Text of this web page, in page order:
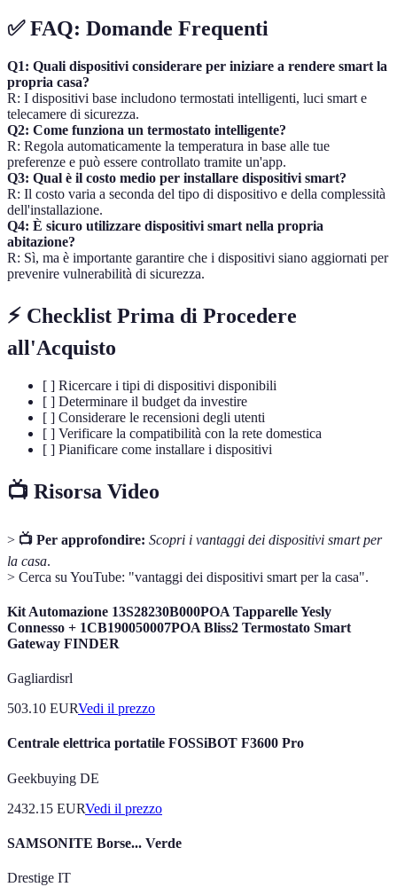
✅ FAQ: Domande Frequenti
Q1: Quali dispositivi considerare per iniziare a rendere smart la
propria casa?
R: I dispositivi base includono termostati intelligenti, luci smart e
telecamere di sicurezza.
Q2: Come funziona un termostato intelligente?
R: Regola automaticamente la temperatura in base alle tue
preferenze e può essere controllato tramite un'app.
Q3: Qual è il costo medio per installare dispositivi smart?
R: Il costo varia a seconda del tipo di dispositivo e della complessità
dell'installazione.
Q4: È sicuro utilizzare dispositivi smart nella propria
abitazione?
R: Sì, ma è importante garantire che i dispositivi siano aggiornati per
prevenire vulnerabilità di sicurezza.
⚡ Checklist Prima di Procedere
all'Acquisto
[ ] Ricercare i tipi di dispositivi disponibili
[ ] Determinare il budget da investire
[ ] Considerare le recensioni degli utenti
[ ] Verificare la compatibilità con la rete domestica
[ ] Pianificare come installare i dispositivi
📺 Risorsa Video
> 📺 Per approfondire: Scopri i vantaggi dei dispositivi smart per
la casa.
> Cerca su YouTube: "vantaggi dei dispositivi smart per la casa".
Kit Automazione 13S28230B000POA Tapparelle Yesly
Connesso + 1CB190050007POA Bliss2 Termostato Smart
Gateway FINDER
Gagliardisrl
503.10 EURVedi il prezzo
Centrale elettrica portatile FOSSiBOT F3600 Pro
Geekbuying DE
2432.15 EURVedi il prezzo
SAMSONITE Borse... Verde
Drestige IT